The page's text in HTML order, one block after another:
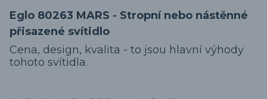
Eglo 80263 MARS - Stropní nebo nástěnné
přisazené svítidlo
Cena, design, kvalita - to jsou hlavní výhody
tohoto svítidla.